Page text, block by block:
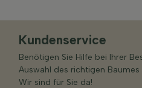
Kundenservice
Benötigen Sie Hilfe bei Ihrer
Auswahl des richtigen
Wir sind für Sie da!